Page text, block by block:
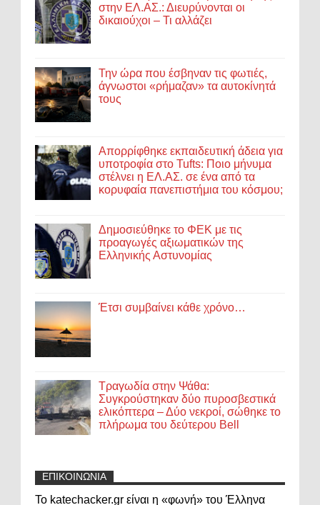
στην ΕΛ.ΑΣ.: Διευρύνονται οι
δικαιούχοι – Τι αλλάζει
Την ώρα που έσβηναν τις φωτιές,
άγνωστοι «ρήμαζαν» τα αυτοκίνητά
τους
Απορρίφθηκε εκπαιδευτική άδεια για
υποτροφία στο Tufts: Ποιο μήνυμα
στέλνει η ΕΛ.ΑΣ. σε ένα από τα
κορυφαία πανεπιστήμια του κόσμου;
Δημοσιεύθηκε το ΦΕΚ με τις
προαγωγές αξιωματικών της
Ελληνικής Αστυνομίας
Έτσι συμβαίνει κάθε χρόνο…
Τραγωδία στην Ψάθα:
Συγκρούστηκαν δύο πυροσβεστικά
ελικόπτερα – Δύο νεκροί, σώθηκε το
πλήρωμα του δεύτερου Bell
ΕΠΙΚΟΙΝΩΝΙΑ
Το katechacker.gr είναι η «φωνή» του Έλληνα